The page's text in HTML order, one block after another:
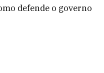
defende o governo